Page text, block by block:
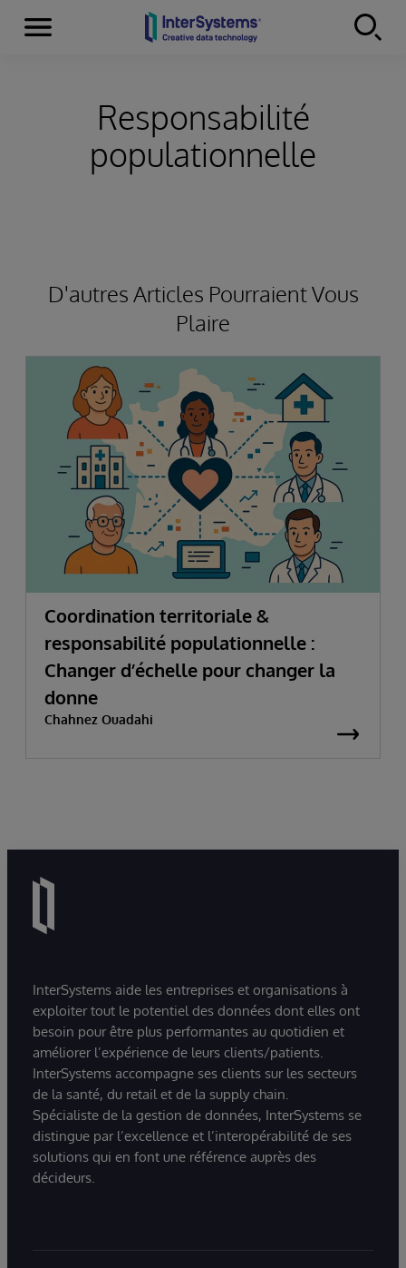
Skip to content
Menu
Responsabilité
populationnelle
D'autres Articles Pourraient Vous
Plaire
Coordination territoriale &
responsabilité populationnelle :
Changer d’échelle pour changer la
donne
Chahnez Ouadahi
InterSystems aide les entreprises et organisations à
exploiter tout le potentiel des données dont elles ont
besoin pour être plus performantes au quotidien et
améliorer l’expérience de leurs clients/patients.
InterSystems accompagne ses clients sur les secteurs
de la santé, du retail et de la supply chain.
Spécialiste de la gestion de données, InterSystems se
distingue par l’excellence et l’interopérabilité de ses
solutions qui en font une référence auprès des
décideurs.